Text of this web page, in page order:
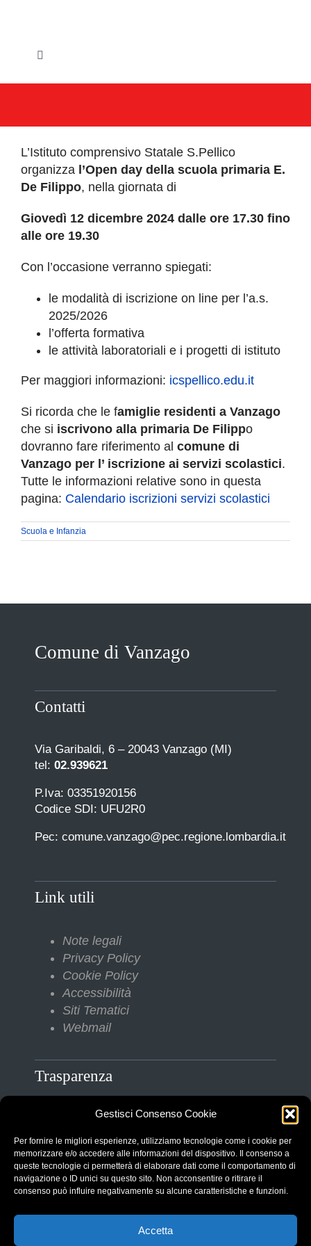
Gestisci Consenso Cookie
Per fornire le migliori esperienze, utilizziamo tecnologie come i cookie per
memorizzare e/o accedere alle informazioni del dispositivo. Il consenso a
queste tecnologie ci permetterà di elaborare dati come il comportamento di
navigazione o ID unici su questo sito. Non acconsentire o ritirare il
consenso può influire negativamente su alcune caratteristiche e funzioni.
Accetta
Toggle
IL COMUNE
GLI UFFICI
COMUNICAZIONE
L’Istituto comprensivo Statale S.Pellico
organizza l’Open day della scuola primaria E.
De Filippo, nella giornata di
Giovedì 12 dicembre 2024 dalle ore 17.30 fino
alle ore 19.30
Con l’occasione verranno spiegati:
le modalità di iscrizione on line per l’a.s.
2025/2026
l’offerta formativa
le attività laboratoriali e i progetti di istituto
Per maggiori informazioni: icspellico.edu.it
Si ricorda che le famiglie residenti a Vanzago
che si iscrivono alla primaria De Filippo
dovranno fare riferimento al comune di
Vanzago per l’ iscrizione ai servizi scolastici.
Tutte le informazioni relative sono in questa
pagina: Calendario iscrizioni servizi scolastici
Scuola e Infanzia
Comune di Vanzago
Contatti
Via Garibaldi, 6 – 20043 Vanzago (MI)
tel: 02.939621
P.Iva: 03351920156
Codice SDI: UFU2R0
Pec: comune.vanzago@pec.regione.lombardia.it
Link utili
Note legali
Privacy Policy
Cookie Policy
Accessibilità
Siti Tematici
Webmail
Trasparenza
Amministrazione Trasparente
Albo Pretorio
Bilanci
Bandi di gara
Pubblicazioni di Matrimonio